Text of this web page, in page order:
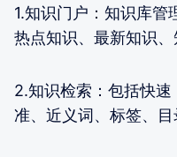
1.知识门户：知识库管
热点知识、最新知识、
2.知识检索：包括快
准、近义词、标签、目